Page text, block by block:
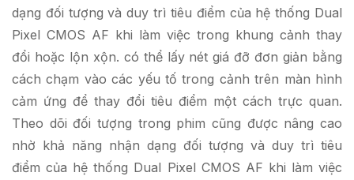
dạng đối tượng và duy trì tiêu điểm của hệ thống Dual
Pixel CMOS AF khi làm việc trong khung cảnh thay
đổi hoặc lộn xộn. có thể lấy nét giá đỡ đơn giản bằng
cách chạm vào các yếu tố trong cảnh trên màn hình
cảm ứng để thay đổi tiêu điểm một cách trực quan.
Theo dõi đối tượng trong phim cũng được nâng cao
nhờ khả năng nhận dạng đối tượng và duy trì tiêu
điểm của hệ thống Dual Pixel CMOS AF khi làm việc